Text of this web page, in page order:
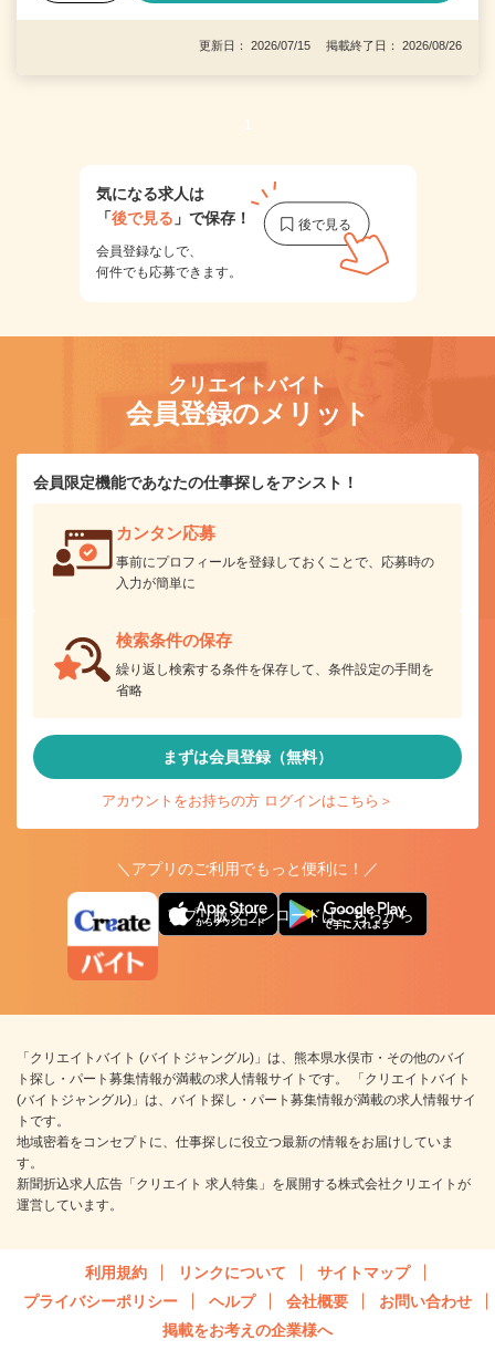
更新日： 2026/07/15 掲載終了日： 2026/08/26
1
気になる求人は
「後で見る 」で保存！
会員登録なしで、
何件でも応募できます。
クリエイトバイト
会員登録のメリット
会員限定機能であなたの仕事探しをアシスト！
カンタン応募
事前にプロフィールを登録しておくことで、応募時の
入力が簡単に
検索条件の保存
繰り返し検索する条件を保存して、条件設定の手間を
省略
まずは会員登録（無料）
アカウントをお持ちの方 ログインはこちら＞
＼アプリのご利用でもっと便利に！／
アプリ版ダウンロードはこちらから
「クリエイトバイト (バイトジャングル)」は、熊本県水俣市・その他のバイ
ト探し・パート募集情報が満載の求人情報サイトです。 「クリエイトバイト
(バイトジャングル)」は、バイト探し・パート募集情報が満載の求人情報サイ
トです。
地域密着をコンセプトに、仕事探しに役立つ最新の情報をお届けしていま
す。
新聞折込求人広告「クリエイト 求人特集」を展開する株式会社クリエイトが
運営しています。
利用規約 リンクについて
サイトマップ
プライバシーポリシー
ヘルプ 会社概要
お問い合わせ
掲載をお考えの企業様へ